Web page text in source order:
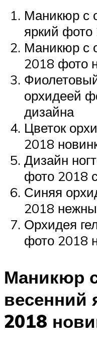
Маникюр с
яркий фото
Маникюр с
2018 фото
орхидеей
дизайна
Цветок
2018
Дизайн
фото 2018
Синяя
2018
Орхидея
фото 2018
Маникюр
весенний
2018